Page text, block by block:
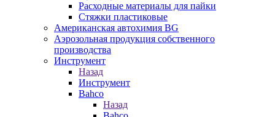
Расходные материалы для пайки
Стяжки пластиковые
Американская автохимия BG
Аэрозольная продукция собственного
производства
Инструмент
Назад
Инструмент
Bahco
Назад